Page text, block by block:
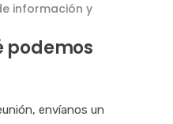
información y
podemos
envíanos un